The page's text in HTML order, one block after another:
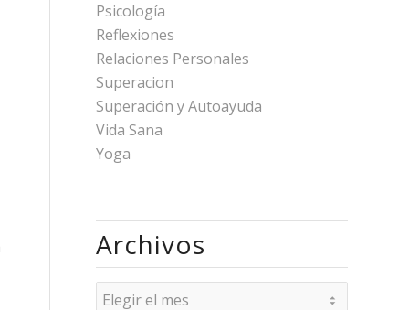
Psicología
Reflexiones
Relaciones Personales
Superacion
Superación y Autoayuda
Vida Sana
Yoga
Archivos